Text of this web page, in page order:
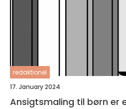
redaktionel
17. January 2024
Ansigtsmaling til børn er